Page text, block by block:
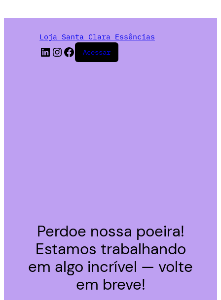
Loja Santa Clara Essências
Acessar
Perdoe nossa poeira!
Estamos trabalhando
em algo incrível — volte
em breve!